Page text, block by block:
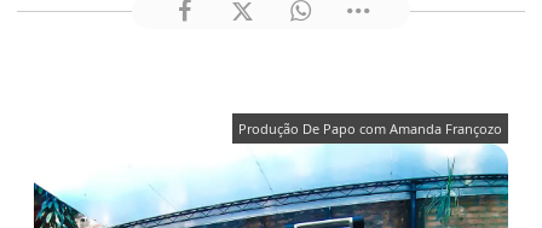
Produção De Papo com Amanda Françozo